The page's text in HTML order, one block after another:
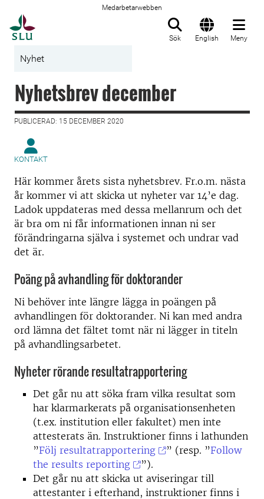
Medarbetarwebben
Sök English Meny
Nyhet
Nyhetsbrev december
PUBLICERAD: 15 DECEMBER 2020
KONTAKT
Här kommer årets sista nyhetsbrev. Fr.o.m. nästa
år kommer vi att skicka ut nyheter var 14’e dag.
Ladok uppdateras med dessa mellanrum och det
är bra om ni får informationen innan ni ser
förändringarna själva i systemet och undrar vad
det är.
Poäng på avhandling för doktorander
Ni behöver inte längre lägga in poängen på
avhandlingen för doktorander. Ni kan med andra
ord lämna det fältet tomt när ni lägger in titeln
på avhandlingsarbetet.
Nyheter rörande resultatrapportering
Det går nu att söka fram vilka resultat som
har klarmarkerats på organisationsenheten
(t.ex. institution eller fakultet) men inte
attesterats än. Instruktioner finns i lathunden
”Följ resultatrapportering ” (resp. ”Follow
the results reporting
”).
Det går nu att skicka ut aviseringar till
attestanter i efterhand, instruktioner finns i